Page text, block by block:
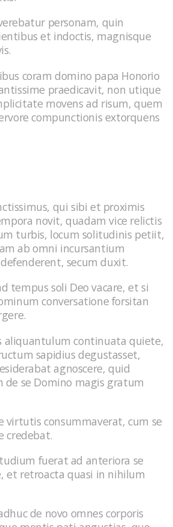
personam, quin
et indoctis, magnisque
coram domino papa Honorio
praedicavit, non utique
movens ad risum, quem
compunctionis extorquens
qui sibi et proximis
novit, quadam vice relictis
turbis, locum solitudinis petiit,
ab omni incursantium
secum duxit.
tempus soli Deo vacare, et si
conversatione forsitan
aliquantulum continuata quiete,
sapidius degustasset,
agnoscere, quid
de se Domino magis gratum
virtutis consummaverat, cum se
credebat.
fuerat ad anteriora se
et retroacta quasi in nihilum
de novo omnes corporis